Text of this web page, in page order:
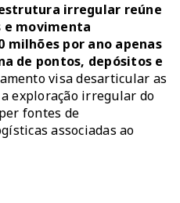
irregular reúne
e movimenta
milhões por ano apenas
de pontos, depósitos e
visa desarticular as
exploração irregular do
fontes de
associadas ao